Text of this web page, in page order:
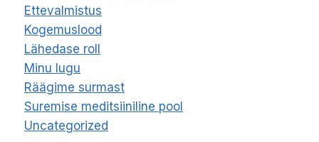
Ettevalmistus
Kogemuslood
Lähedase roll
Minu lugu
Räägime surmast
Suremise meditsiiniline pool
Uncategorized